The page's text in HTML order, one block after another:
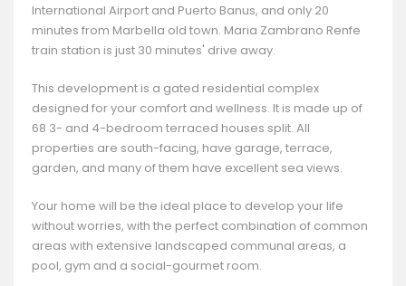
International Airport and Puerto Banus, and only 20
minutes from Marbella old town. Maria Zambrano Renfe
train station is just 30 minutes' drive away.
This development is a gated residential complex
designed for your comfort and wellness. It is made up of
68 3- and 4-bedroom terraced houses split. All
properties are south-facing, have garage, terrace,
garden, and many of them have excellent sea views.
Your home will be the ideal place to develop your life
without worries, with the perfect combination of common
areas with extensive landscaped communal areas, a
pool, gym and a social-gourmet room.